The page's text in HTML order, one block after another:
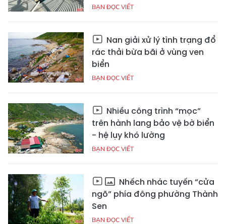
BẠN ĐỌC VIẾT
Nan giải xử lý tình trạng đổ
rác thải bừa bãi ở vùng ven
biển
BẠN ĐỌC VIẾT
Nhiều công trình “mọc”
trên hành lang bảo vệ bờ biển
- hệ lụy khó lường
BẠN ĐỌC VIẾT
Nhếch nhác tuyến “cửa
ngõ” phía đông phường Thành
Sen
BẠN ĐỌC VIẾT